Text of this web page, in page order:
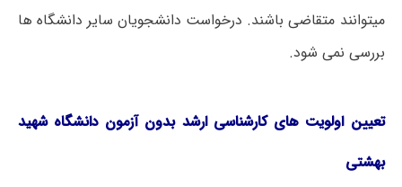
میتوانند متقاضی باشند. درخواست دانشجویان سایر دانشگاه ها
بررسی نمی شود.
تعیین اولویت های کارشناسی ارشد بدون آزمون دانشگاه شهید
بهشتی